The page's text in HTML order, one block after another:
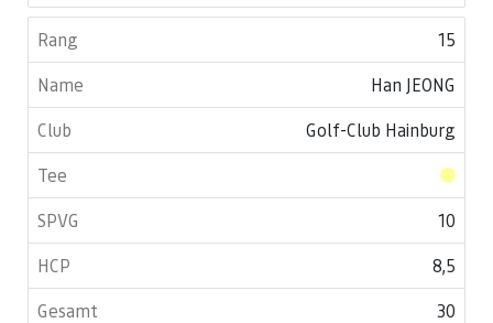
15
Han JEONG
Golf-Club Hainburg
10
8,5
30